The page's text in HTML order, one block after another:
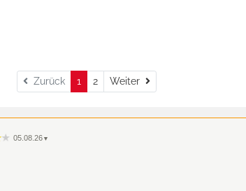
Zurück 1 2 Weiter Weiter
05.08.26 ▼